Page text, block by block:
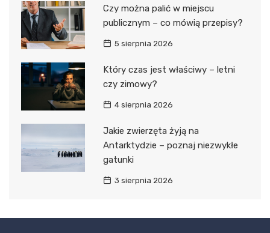
Czy można palić w miejscu
publicznym – co mówią przepisy?
5 sierpnia 2026
Który czas jest właściwy – letni
czy zimowy?
4 sierpnia 2026
Jakie zwierzęta żyją na
Antarktydzie – poznaj niezwykłe
gatunki
3 sierpnia 2026